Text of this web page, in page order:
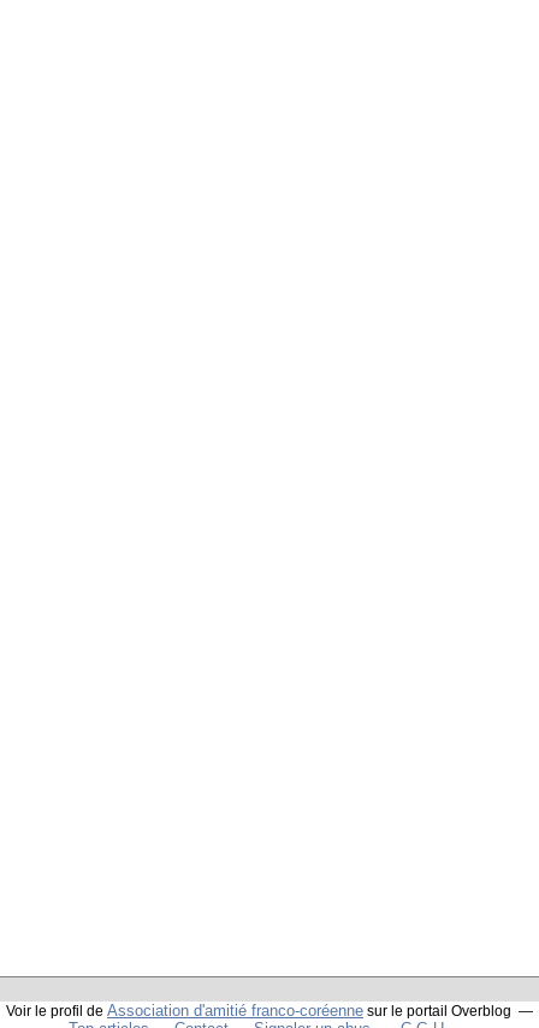
Voir le profil de Association d'amitié franco-coréenne sur le portail Overblog